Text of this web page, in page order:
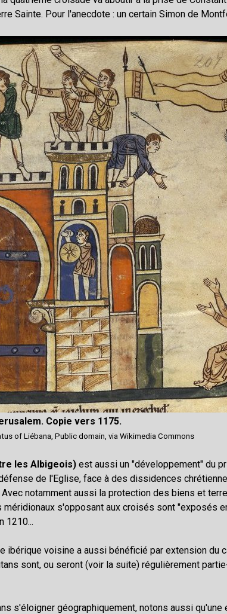
Sainte. Pour l'anecdote : un certain Simon de
Copie vers 1175.
of Liébana, Public domain, via Wikimedia Commons
les Albigeois) est aussi un "développement" du
de l'Eglise, face à des dissidences
notamment aussi la protection des biens et
s'opposant aux croisés sont "exposés
1210...
ibérique voisine a aussi bénéficié par extension du
sont, ou seront (voir la suite) régulièrement
s'éloigner géographiquement, notons aussi